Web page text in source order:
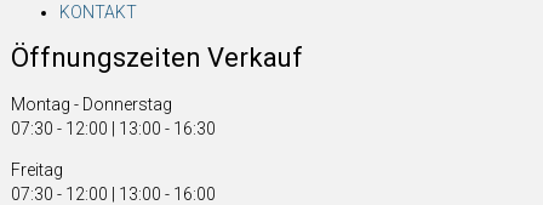
KONTAKT
Öffnungszeiten Verkauf
Montag - Donnerstag
07:30 - 12:00 | 13:00 - 16:30
Freitag
07:30 - 12:00 | 13:00 - 16:00